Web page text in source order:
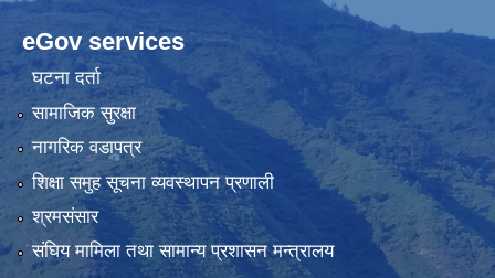
eGov services
घटना दर्ता
सामाजिक सुरक्षा
नागरिक वडापत्र
शिक्षा समुह सूचना व्यवस्थापन प्रणाली
श्रमसंसार
संघिय मामिला तथा सामान्य प्रशासन मन्त्रालय